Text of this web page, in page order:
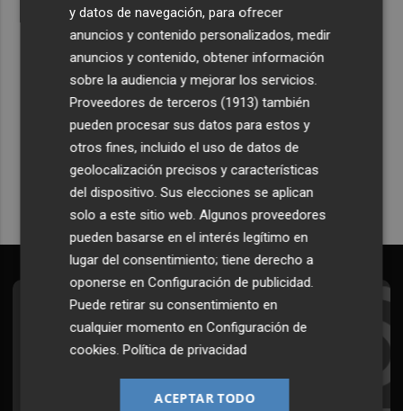
Recibe toda la actualidad de
Plaza Podcast en tu correo
Quiero suscribirme
Suscríbete al Boletín
Todos los días a primera hora en tu email
y datos de navegación, para ofrecer
anuncios y contenido personalizados, medir
anuncios y contenido, obtener información
sobre la audiencia y mejorar los servicios.
Proveedores de terceros (1913) también
pueden procesar sus datos para estos y
otros fines, incluido el uso de datos de
geolocalización precisos y características
del dispositivo. Sus elecciones se aplican
solo a este sitio web. Algunos proveedores
pueden basarse en el interés legítimo en
lugar del consentimiento; tiene derecho a
oponerse enConfiguración de publicidad.
Puede retirar su consentimiento en
cualquier momento enConfiguración de
cookies.Política de privacidad
ACEPTAR TODO